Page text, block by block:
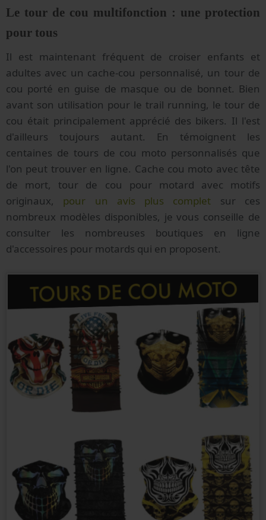
Le tour de cou multifonction : une protection
pour tous
Il est maintenant fréquent de croiser enfants et
adultes avec un cache-cou personnalisé, un tour de
cou porté en guise de masque ou de bonnet. Bien
avant son utilisation pour le trail running, le tour de
cou était principalement apprécié des bikers. Il l'est
d'ailleurs toujours autant. En témoignent les
centaines de tours de cou moto personnalisés que
l'on peut trouver en ligne. Cache cou moto avec tête
de mort, tour de cou pour motard avec motifs
originaux, pour un avis plus complet sur ces
nombreux modèles disponibles, je vous conseille de
consulter les nombreuses boutiques en ligne
d'accessoires pour motards qui en proposent.